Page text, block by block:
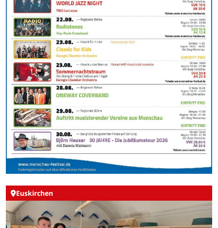
Euskirchen